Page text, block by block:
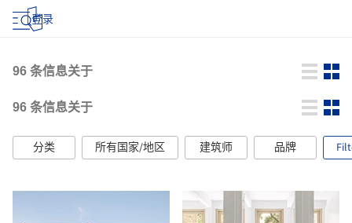
登录
96 条信息关于
96 条信息关于
分类 所有国家/地区 建筑师 品牌